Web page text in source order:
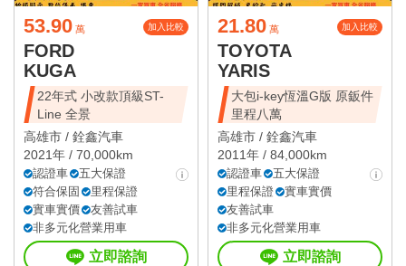
53.90 萬 加入比較
FORD
KUGA
22年式 小改款頂級ST-
Line 全景
高雄市 / 銓鑫汽車
2021年 / 70,000km
認證車
五大保證
符合保固
里程保證
實車實價
友善試車
非多元化營業用車
立即諮詢
21.80 萬 加入比較
TOYOTA
YARIS
大包i-key恆溫G版 原鈑件
里程八萬
高雄市 / 銓鑫汽車
2011年 / 84,000km
認證車
五大保證
里程保證
實車實價
友善試車
非多元化營業用車
立即諮詢